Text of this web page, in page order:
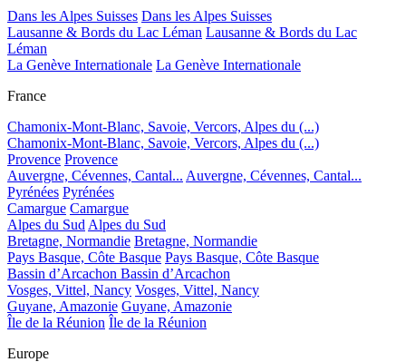
Dans les Alpes Suisses Dans les Alpes Suisses
Lausanne & Bords du Lac Léman Lausanne & Bords du Lac
Léman
La Genève Internationale La Genève Internationale
France
Chamonix-Mont-Blanc, Savoie, Vercors, Alpes du (...)
Chamonix-Mont-Blanc, Savoie, Vercors, Alpes du (...)
Provence Provence
Auvergne, Cévennes, Cantal... Auvergne, Cévennes, Cantal...
Pyrénées Pyrénées
Camargue Camargue
Alpes du Sud Alpes du Sud
Bretagne, Normandie Bretagne, Normandie
Pays Basque, Côte Basque Pays Basque, Côte Basque
Bassin d’Arcachon Bassin d’Arcachon
Vosges, Vittel, Nancy Vosges, Vittel, Nancy
Guyane, Amazonie Guyane, Amazonie
Île de la Réunion Île de la Réunion
Europe